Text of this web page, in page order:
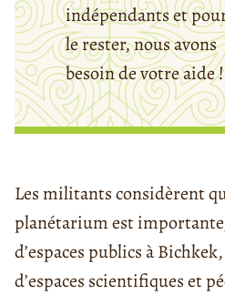
indépendants et
le rester, nous avons
besoin de votre aide !
Les militants considèrent
planétarium est
d’espaces publics à
d’espaces scientifiques et